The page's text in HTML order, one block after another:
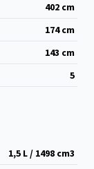
402 cm
174cm
143 cm
5
1,5 L / 1498 cm3